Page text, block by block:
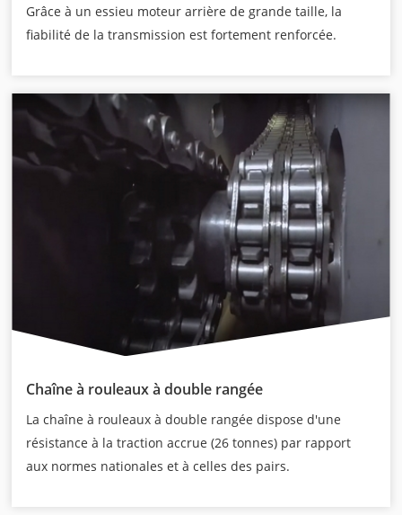
Grâce à un essieu moteur arrière de grande taille, la
fiabilité de la transmission est fortement renforcée.
Chaîne à rouleaux à double rangée
La chaîne à rouleaux à double rangée dispose d'une
résistance à la traction accrue (26 tonnes) par rapport
aux normes nationales et à celles des pairs.